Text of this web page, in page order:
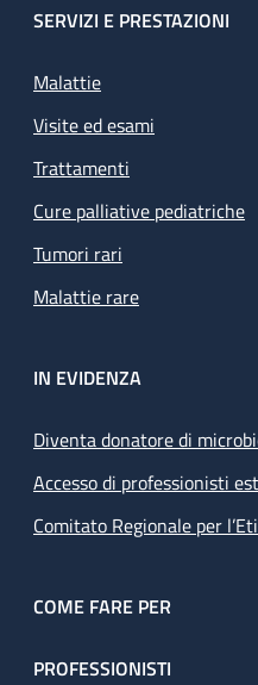
SERVIZI E PRESTAZIONI
Malattie
Visite ed esami
Trattamenti
Cure palliative pediatriche
Tumori rari
Malattie rare
IN EVIDENZA
Diventa donatore di
Accesso di professionisti
Comitato Regionale per
COME FARE PER
PROFESSIONISTI